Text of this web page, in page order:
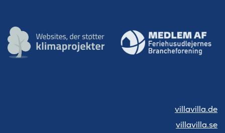
villavilla.de
villavilla.se